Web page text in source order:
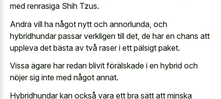
med renrasiga Shih Tzus.
Andra vill ha något nytt och annorlunda, och
hybridhundar passar verkligen till det, de har en chans att
uppleva det bästa av två raser i ett pälsigt paket.
Vissa ägare har redan blivit förälskade i en hybrid och
nöjer sig inte med något annat.
Hybridhundar kan också vara ett bra sätt att minska